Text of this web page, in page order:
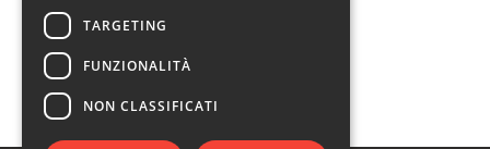
TARGETING
FUNZIONALITÀ
NON CLASSIFICATI